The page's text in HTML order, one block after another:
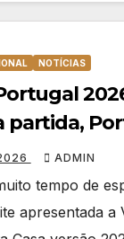
NOTÍCIAS
partida,
ADMIN
tempo de
apresentada a